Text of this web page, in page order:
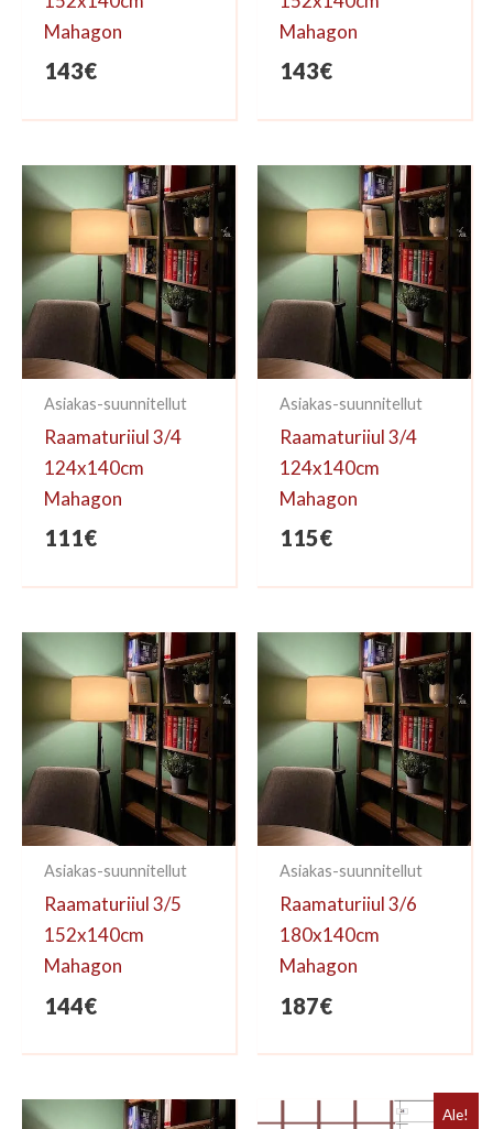
Mahagon
143€
Mahagon
143€
Asiakas-suunnitellut
Raamaturiiul 3/4
124x140cm
Mahagon
111€
Asiakas-suunnitellut
Raamaturiiul 3/4
124x140cm
Mahagon
115€
Asiakas-suunnitellut
Raamaturiiul 3/5
152x140cm
Mahagon
144€
Asiakas-suunnitellut
Raamaturiiul 3/6
180x140cm
Mahagon
187€
Ale!